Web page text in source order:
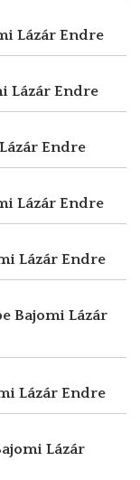
Lázár Endre
Lázár Endre
Endre
Lázár Endre
Lázár Endre
Bajomi Lázár
Lázár Endre
Lázár